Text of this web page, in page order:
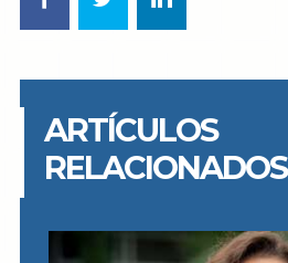
ARTÍCULOS
RELACIONADOS